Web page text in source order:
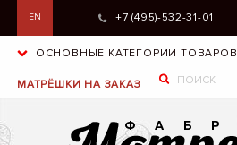
EN +7 (495)-532-31-01
ОСНОВНЫЕ КАТЕГОРИИ ТОВАРОВ
МАТРЁШКИ НА ЗАКАЗ